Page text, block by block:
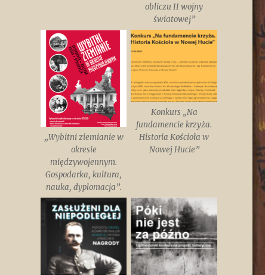
obliczu II wojny
światowej”
„Wybitni ziemianie w
okresie
międzywojennym.
Gospodarka, kultura,
nauka, dyplomacja”.
Konkurs „Na
fundamencie krzyża.
Historia Kościoła w
Nowej Hucie”